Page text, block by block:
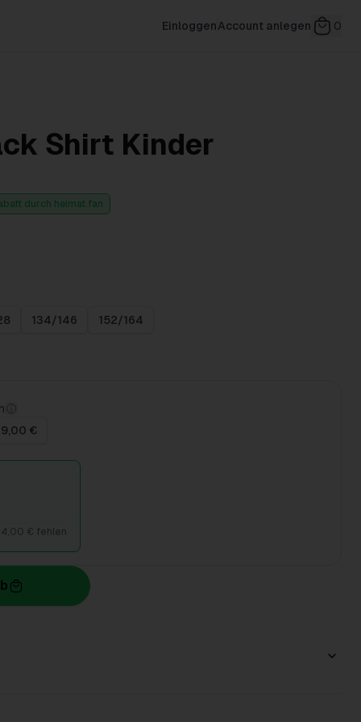
EinloggenAccount anlegen 0
Shirt Kinder
durch heimat.fan
134/146
152/164
9,00 €
€ fehlen